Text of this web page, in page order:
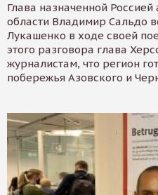
Глава назначенной
области Владимир Сальдо
Лукашенко в ходе своей
этого разговора глава
журналистам, что регион
побережья Азовского и